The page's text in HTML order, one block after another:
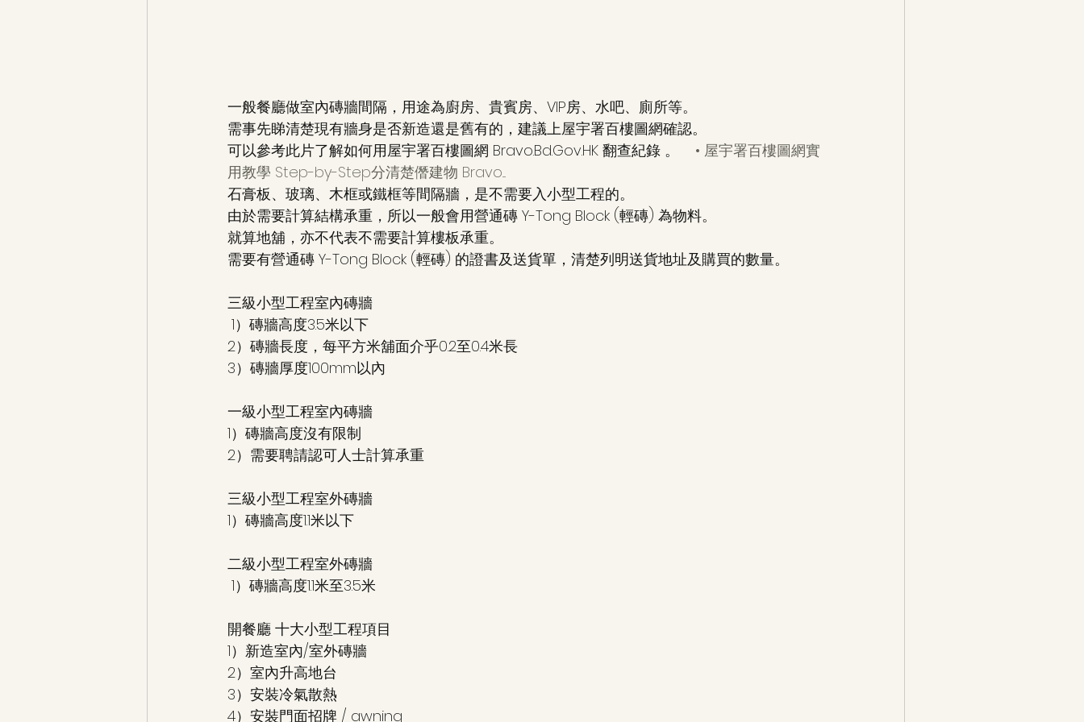
一般餐廳做室內磚牆間隔，用途為廚房、貴賓房、VIP房、水吧、廁所等。
需事先睇清楚現有牆身是否新造還是舊有的，建議上屋宇署百樓圖網確認。
可以參考此片了解如何用屋宇署百樓圖網 Bravo.Bd.Gov.HK 翻查紀錄 。
• 屋宇署百樓圖網實
用教學 Step-by-Step分清楚僭建物 Bravo....
石膏板、玻璃、木框或鐵框等間隔牆，是不需要入小型工程的。
由於需要計算結構承重，所以一般會用營通磚 Y-Tong Block (輕磚) 為物料。
就算地舖，亦不代表不需要計算樓板承重。
需要有營通磚 Y-Tong Block (輕磚) 的證書及送貨單，清楚列明送貨地址及購買的數量。
三級小型工程室內磚牆
1）磚牆高度3.5米以下
2）磚牆長度，每平方米舖面介乎0.2至0.4米長
3）磚牆厚度100mm以內
一級小型工程室內磚牆
1）磚牆高度沒有限制
2）需要聘請認可人士計算承重
三級小型工程室外磚牆
1）磚牆高度1.1米以下
二級小型工程室外磚牆
1）磚牆高度1.1米至3.5米
開餐廳 十大小型工程項目
1）新造室內/室外磚牆
2）室內升高地台
3）安裝冷氣散熱
4）安裝門面招牌 / awning